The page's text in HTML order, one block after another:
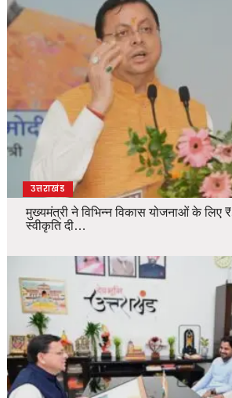
उत्तराखंड
मुख्यमंत्री ने विभिन्न विकास योजनाओं के लिए
स्वीकृति दी…